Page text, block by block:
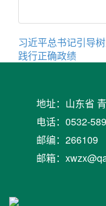
习近平总书记引导
践行正确政绩
地址：山东省
电话：0532-
邮编：266109
邮箱：